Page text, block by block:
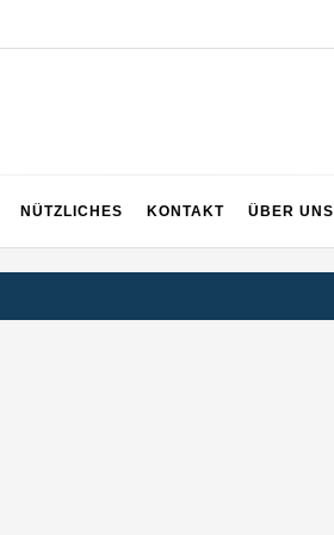
NÜTZLICHES KONTAKT ÜBER UNS
die Lösung!
mit smarten Gästedaten revolutioniert